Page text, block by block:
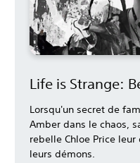
Life is Strange:
Lorsqu'un secret de
Amber dans le chaos,
rebelle Chloe Price
leurs démons.